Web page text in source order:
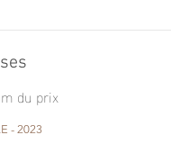
du prix
- 2023